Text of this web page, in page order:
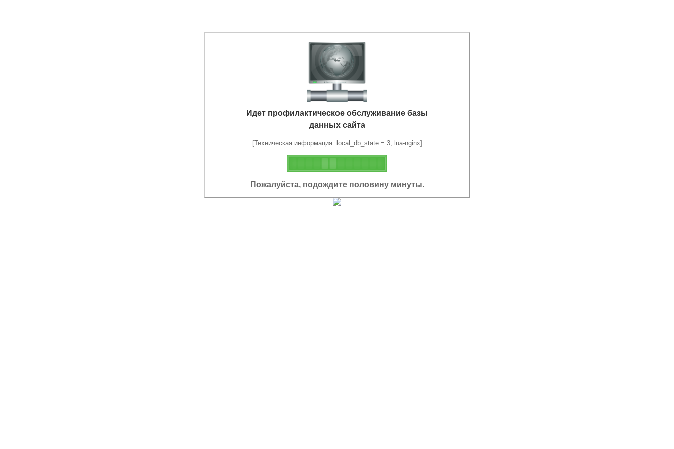
Идет профилактическое обслуживание базы
данных сайта
[Техническая информация: local_db_state = 3, lua-nginx]
Пожалуйста, подождите половину минуты.